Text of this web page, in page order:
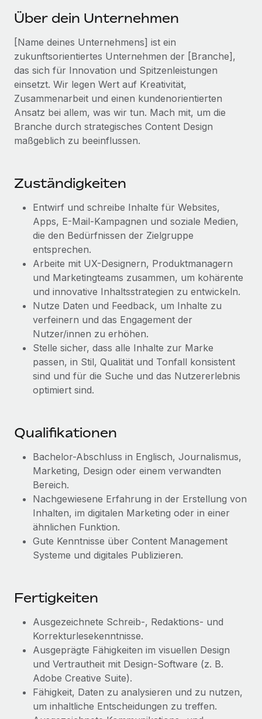
Hilfe von Expert:innen für globale HR & Compliance
Background-Checks
Einfacheres Bewerber:innen-Screening
Compliance Watchtower
Lückenlose Compliance
Geräteverwaltung
Globale Bereitstellung und Verfolgung von IT-
Geräten
Schnelle, rechtssichere Gründung von
Niederlassungen
Mobilität und Relocation
Mühelose Relocation von Mitarbeiter:innen
Benefits
Mühelose Verwaltung von Benefits
FALLSTUDIEN
So hat der KI-Vorreiter Weaviate sein Team mit
Remote um 120 % vergrößert
Weaviate auf einen Blick Weaviate entwickelt KI-basierte
Open-Source-Infrastrukturen. Das...
Mehr erfahren
Strategische Partnerschaft zwischen
Reverse Tech und Remote für Contractor
Reverse Tech auf einen Blick Das Gesundheits- und
Wellness-Startup Reverse Tech hat das globale...
Mehr erfahren
Alle Ressourcen anzeigen
Globale Payroll
EOR und PEO
Steuern
Den Blog erkunden
BLOG
Neues zu Remote-Produkten: Integration mit
Gusto und Zero und Contractor Management
Plus
Auch im neuen Jahr wollen wir bei Remote Unternehmen
aller Größen dabei unterstützen, die beste...
Mehr erfahren
Wie Phiture 55 Mitarbeiter:innen in 19 Ländern
Phiture ist der unumstrittene Marktführer im Bereich der
Wachstumsberatung für mobile Apps. Das...
Mehr erfahren
Über dein Unternehmen
[Name deines Unternehmens] ist ein
zukunftsorientiertes Unternehmen der [Branche],
das sich für Innovation und Spitzenleistungen
einsetzt. Wir legen Wert auf Kreativität,
Zusammenarbeit und einen kundenorientierten
Ansatz bei allem, was wir tun. Mach mit, um die
Branche durch strategisches Content Design
maßgeblich zu beeinflussen.
Zuständigkeiten
Entwirf und schreibe Inhalte für Websites,
Apps, E-Mail-Kampagnen und soziale Medien,
die den Bedürfnissen der Zielgruppe
entsprechen.
Arbeite mit UX-Designern, Produktmanagern
und Marketingteams zusammen, um kohärente
und innovative Inhaltsstrategien zu entwickeln.
Nutze Daten und Feedback, um Inhalte zu
verfeinern und das Engagement der
Nutzer/innen zu erhöhen.
Stelle sicher, dass alle Inhalte zur Marke
passen, in Stil, Qualität und Tonfall konsistent
sind und für die Suche und das Nutzererlebnis
optimiert sind.
Qualifikationen
Bachelor-Abschluss in Englisch, Journalismus,
Marketing, Design oder einem verwandten
Bereich.
Nachgewiesene Erfahrung in der Erstellung von
Inhalten, im digitalen Marketing oder in einer
ähnlichen Funktion.
Gute Kenntnisse über Content Management
Systeme und digitales Publizieren.
Fertigkeiten
Ausgezeichnete Schreib-, Redaktions- und
Korrekturlesekenntnisse.
Ausgeprägte Fähigkeiten im visuellen Design
und Vertrautheit mit Design-Software (z. B.
Adobe Creative Suite).
Fähigkeit, Daten zu analysieren und zu nutzen,
um inhaltliche Entscheidungen zu treffen.